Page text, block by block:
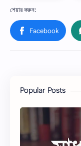
Popular Posts